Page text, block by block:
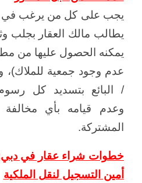
يجب على كل من يرغب في
يطالب مالك العقار بجلب
يمكنه الحصول عليها من
عدم وجود جمعية للملاك)،
/ البائع بتسديد كل
وعدم قيامه بأي مخالفة
المشتركة.
أمين التسجيل لنقل الملكية